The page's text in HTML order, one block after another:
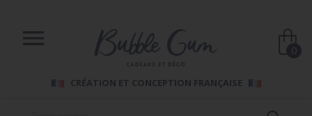
 0
CRÉATION ET CONCEPTION FRANÇAISE